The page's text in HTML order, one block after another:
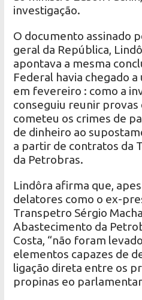
investigação.
O documento assinado
geral da República,
apontava a mesma
Federal havia chegado
em fevereiro : como a
conseguiu reunir provas
cometeu os crimes de
de dinheiro ao
a partir de contratos da
da Petrobras.
Lindôra afirma que,
delatores como o ex-
Transpetro Sérgio
Abastecimento da
Costa, “não foram
elementos capazes de
ligação direta entre os
propinas eo